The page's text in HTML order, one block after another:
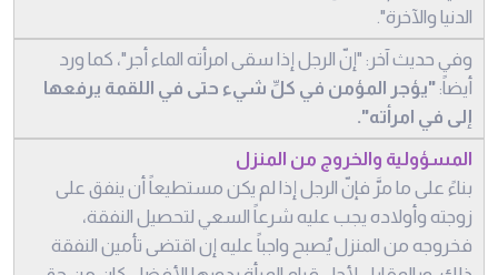
الدنيا والآخرة".
وفي حديث آخر: "إنّ الرجل إذا سقى امرأته الماء أجر"، كما ورد
أيضاً: "يؤجر المؤمن في كلِّ شيء حتى في اللقمة يرفعها
إلى في امرأته".
المسؤولية والخروج من المنزل
بناءً على ما مرَّ فإنّ الرجل إذا لم يكن مستطيعاً أن ينفق على
زوجته وأولاده يجب عليه شرعاً السعي لتحصيل النفقة،
فخروجه من المنزل يُصبح واجباً عليه إن اقتضى تأمين النفقة